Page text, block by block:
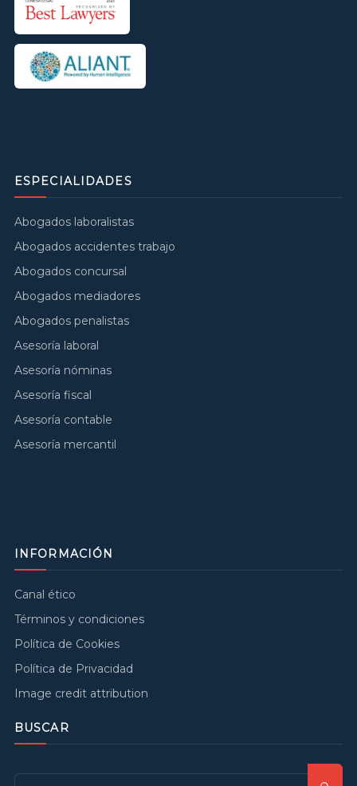
ESPECIALIDADES
Abogados laboralistas
Abogados accidentes trabajo
Abogados concursal
Abogados mediadores
Abogados penalistas
Asesoría laboral
Asesoría nóminas
Asesoría fiscal
Asesoría contable
Asesoría mercantil
INFORMACIÓN
Canal ético
Términos y condiciones
Política de Cookies
Política de Privacidad
Image credit attribution
BUSCAR